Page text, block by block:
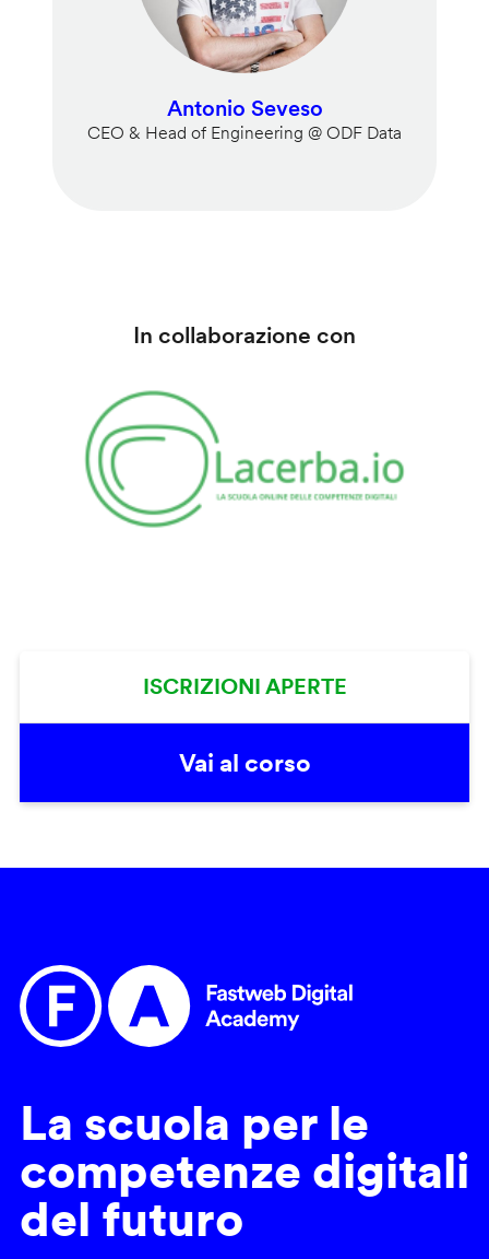
Antonio Seveso
CEO & Head of Engineering @ ODF Data
In collaborazione con
ISCRIZIONI APERTE
Vai al corso
La scuola per le
competenze digitali
del futuro